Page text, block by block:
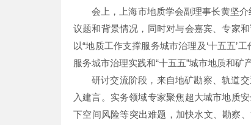
会上，上海市地质学会副理事长黄坚介
议题和背景情况，同时对与会嘉宾、专家
以“地质工作支撑服务城市治理及‘十五五’
服务城市治理实践和“十五五”城市地质和矿
研讨交流阶段，来自地矿勘察、轨道
入建言。实务领域专家聚焦超大城市地质
下空间风险等突出难题，加快水文、勘察